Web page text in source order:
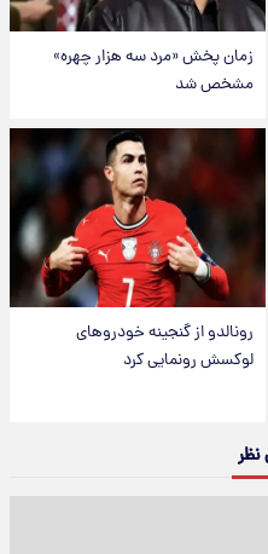
زمان پخش «مرد سه هزار چهره»
مشخص شد
رونالدو از گنجینه خودروهای
لوکسش رونمایی کرد
نظر